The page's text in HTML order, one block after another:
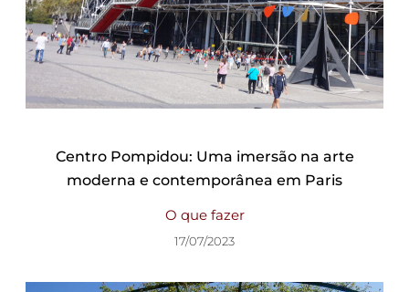
Centro Pompidou: Uma imersão na arte
moderna e contemporânea em Paris
O que fazer
17/07/2023